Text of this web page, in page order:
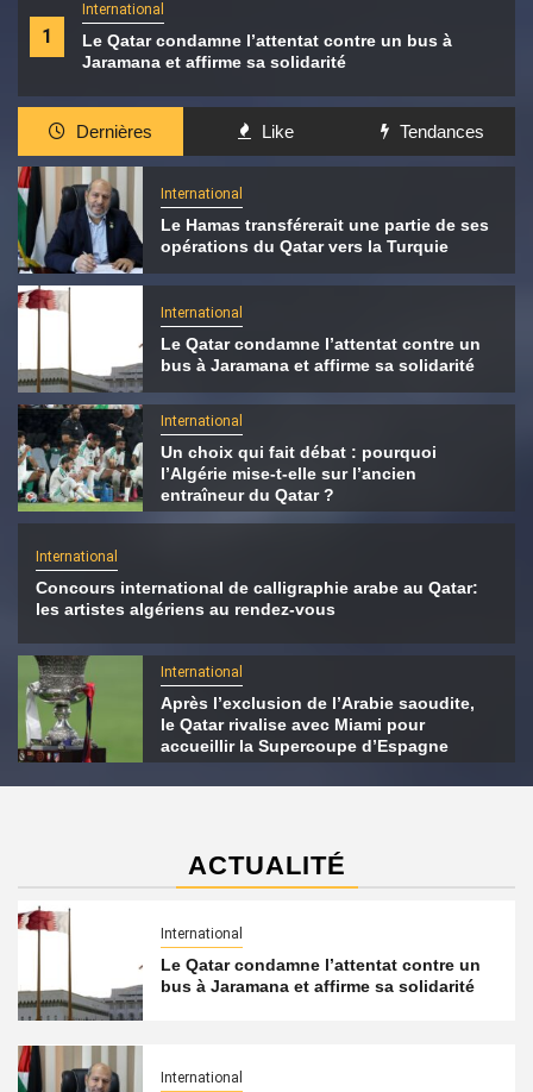
1
International
Le Qatar condamne l’attentat contre un bus à
Jaramana et affirme sa solidarité
Dernières Like Tendances
International
Le Hamas transférerait une partie de ses
opérations du Qatar vers la Turquie
International
Le Qatar condamne l’attentat contre un
bus à Jaramana et affirme sa solidarité
International
Un choix qui fait débat : pourquoi
l’Algérie mise-t-elle sur l’ancien
entraîneur du Qatar ?
International
Concours international de calligraphie arabe au Qatar:
les artistes algériens au rendez-vous
International
Après l’exclusion de l’Arabie saoudite,
le Qatar rivalise avec Miami pour
accueillir la Supercoupe d’Espagne
ACTUALITÉ
International
Le Qatar condamne l’attentat contre un
bus à Jaramana et affirme sa solidarité
International